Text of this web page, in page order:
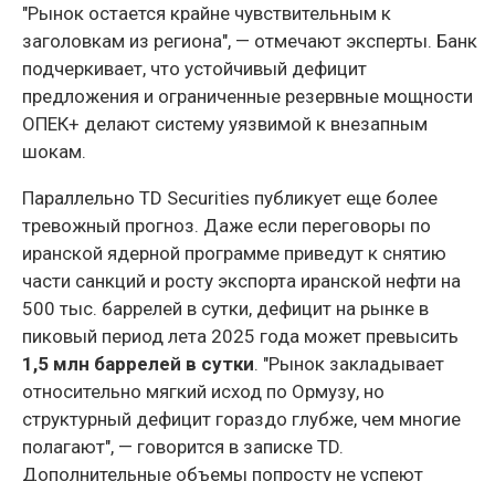
"Рынок остается крайне чувствительным к
заголовкам из региона", — отмечают эксперты. Банк
подчеркивает, что устойчивый дефицит
предложения и ограниченные резервные мощности
ОПЕК+ делают систему уязвимой к внезапным
шокам.
Параллельно TD Securities публикует еще более
тревожный прогноз. Даже если переговоры по
иранской ядерной программе приведут к снятию
части санкций и росту экспорта иранской нефти на
500 тыс. баррелей в сутки, дефицит на рынке в
пиковый период лета 2025 года может превысить
1,5 млн баррелей в сутки. "Рынок закладывает
относительно мягкий исход по Ормузу, но
структурный дефицит гораздо глубже, чем многие
полагают", — говорится в записке TD.
Дополнительные объемы попросту не успеют